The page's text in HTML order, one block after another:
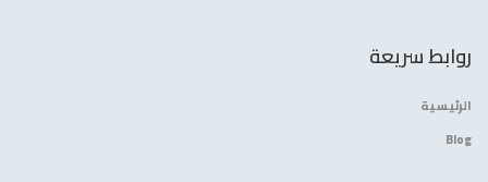
روابط سريعة
الرئيسية
Blog